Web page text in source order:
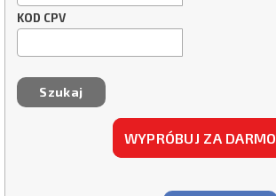
KOD CPV
WYPRÓBUJ ZA DARMO